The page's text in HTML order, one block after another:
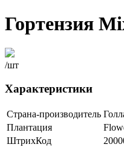
Гортензия
/шт
Характеристики
Страна-производитель
Плантация
ШтрихКод